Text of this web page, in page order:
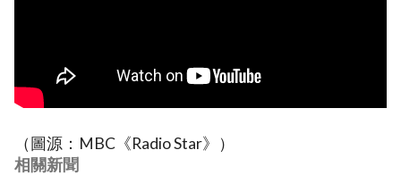
（圖源：MBC《Radio Star》）
相關新聞